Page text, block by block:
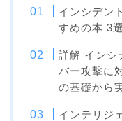
インシデン
すめの本 3選
詳解 インシ
バー攻撃に
の基礎から
インテリジ